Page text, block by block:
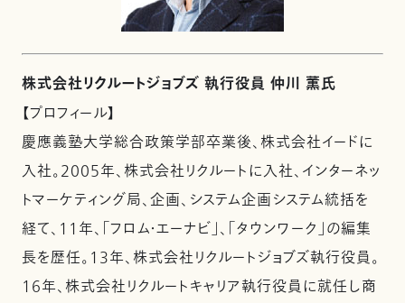
株式会社リクルートジョブズ 執行役員 仲川 薫氏
【プロフィール】
慶應義塾大学総合政策学部卒業後、株式会社イードに
入社。2005年、株式会社リクルートに入社、インターネッ
トマーケティング局、企画、システム企画システム統括を
経て、11年、「フロム・エーナビ」、「タウンワーク」の編集
長を歴任。13年、株式会社リクルートジョブズ執行役員。
16年、株式会社リクルートキャリア執行役員に就任し商